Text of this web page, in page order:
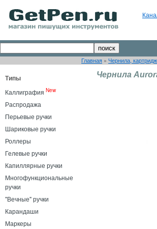
Главная » Чернила,
Типы
Каллиграфия New
Распродажа
Перьевые ручки
Шариковые ручки
Роллеры
Гелевые ручки
Капиллярные ручки
Многофункциональные
ручки
"Вечные" ручки
Карандаши
Маркеры
Чернила